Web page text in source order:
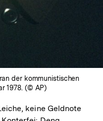
der kommunistischen
1978. (© AP)
keine Geldnote